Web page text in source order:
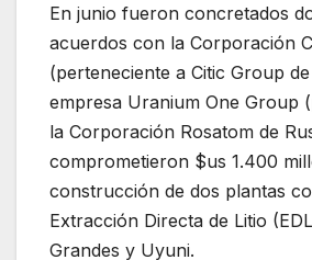
En junio fueron concretados
acuerdos con la Corporación
(perteneciente a Citic Group
empresa Uranium One Group
la Corporación Rosatom de
comprometieron $us 1.400
construcción de dos plantas
Extracción Directa de Litio
Grandes y Uyuni.